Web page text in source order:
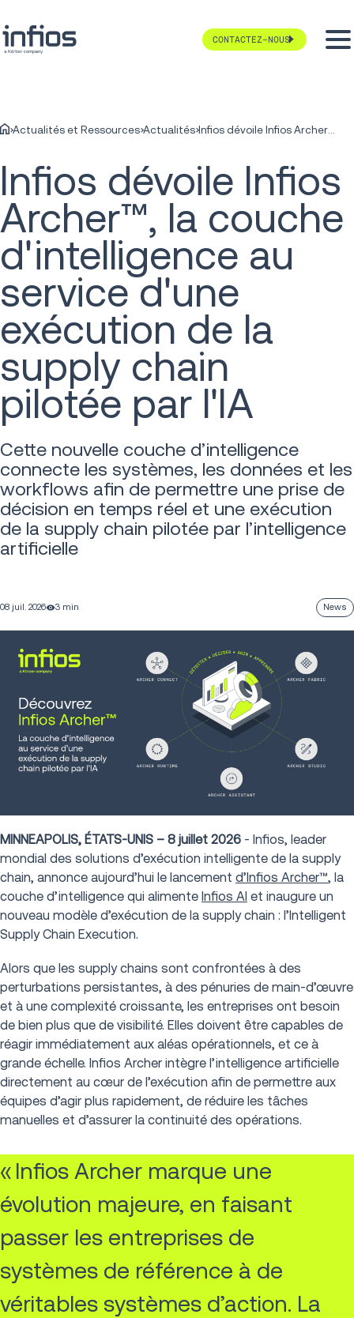
CONTACTEZ-NOUS
Actualités et Ressources Actualités Infios dévoile Infios Archer™, la couche d'intelligence au service d'une exécution de la supply chain pilotée par l'IA
Infios dévoile Infios
Archer™, la couche
d'intelligence au
service d'une
exécution de la
supply chain
pilotée par l'IA
Cette nouvelle couche d’intelligence
connecte les systèmes, les données et les
workflows afin de permettre une prise de
décision en temps réel et une exécution
de la supply chain pilotée par l’intelligence
artificielle
08 juil. 2026 3 min News
MINNEAPOLIS, ÉTATS-UNIS – 8 juillet 2026 - Infios, leader
mondial des solutions d’exécution intelligente de la supply
chain, annonce aujourd’hui le lancement d’Infios Archer™, la
couche d’intelligence qui alimente Infios AI et inaugure un
nouveau modèle d’exécution de la supply chain : l’Intelligent
Supply Chain Execution.
Alors que les supply chains sont confrontées à des
perturbations persistantes, à des pénuries de main-d’œuvre
et à une complexité croissante, les entreprises ont besoin
de bien plus que de visibilité. Elles doivent être capables de
réagir immédiatement aux aléas opérationnels, et ce à
grande échelle. Infios Archer intègre l’intelligence artificielle
directement au cœur de l’exécution afin de permettre aux
équipes d’agir plus rapidement, de réduire les tâches
manuelles et d’assurer la continuité des opérations.
« Infios Archer marque une
évolution majeure, en faisant
passer les entreprises de
systèmes de référence à de
véritables systèmes d’action. La